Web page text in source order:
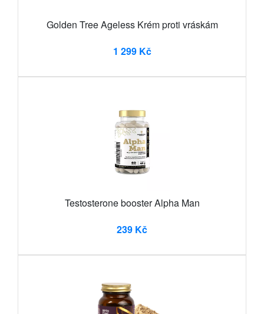
Golden Tree Ageless Krém proti vráskám
1 299 Kč
Testosterone booster Alpha Man
239 Kč